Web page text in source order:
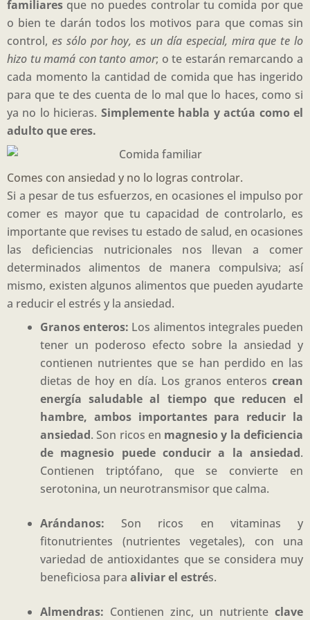
familiares que no puedes controlar tu comida por que
o bien te darán todos los motivos para que comas sin
control, es sólo por hoy, es un día especial, mira que te lo
hizo tu mamá con tanto amor; o te estarán remarcando a
cada momento la cantidad de comida que has ingerido
para que te des cuenta de lo mal que lo haces, como si
ya no lo hicieras. Simplemente habla y actúa como el
adulto que eres.
Comes con ansiedad y no lo logras controlar.
Si a pesar de tus esfuerzos, en ocasiones el impulso por
comer es mayor que tu capacidad de controlarlo, es
importante que revises tu estado de salud, en ocasiones
las deficiencias nutricionales nos llevan a comer
determinados alimentos de manera compulsiva; así
mismo, existen algunos alimentos que pueden ayudarte
a reducir el estrés y la ansiedad.
Granos enteros: Los alimentos integrales pueden
tener un poderoso efecto sobre la ansiedad y
contienen nutrientes que se han perdido en las
dietas de hoy en día. Los granos enteros crean
energía saludable al tiempo que reducen el
hambre, ambos importantes para reducir la
ansiedad. Son ricos en magnesio y la deficiencia
de magnesio puede conducir a la ansiedad.
Contienen triptófano, que se convierte en
serotonina, un neurotransmisor que calma.
Arándanos: Son ricos en vitaminas y
fitonutrientes (nutrientes vegetales), con una
variedad de antioxidantes que se considera muy
beneficiosa para aliviar el estrés.
Almendras: Contienen zinc, un nutrienteclave